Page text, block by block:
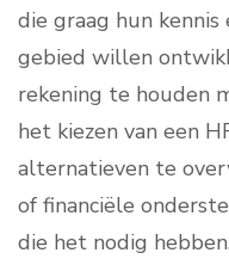
die graag hun
gebied willen
rekening te houden
het kiezen van een
alternatieven te
of financiële
die het nodig